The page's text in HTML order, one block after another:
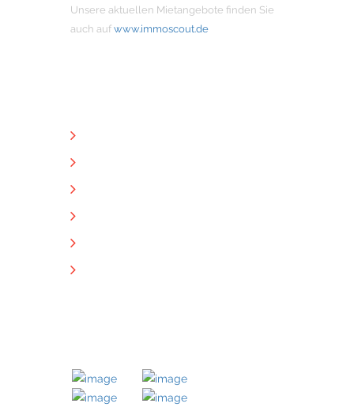
Unsere aktuellen Mietangebote finden Sie
auch auf www.immoscout.de